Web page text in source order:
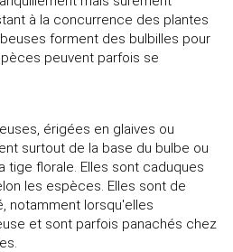
à la concurrence des plantes
forment des bulbilles pour
peuvent parfois se
érigées en glaives ou
surtout de la base du bulbe ou
tige florale. Elles sont caduques
les espèces. Elles sont de
notamment lorsqu'elles
et sont parfois panachés chez